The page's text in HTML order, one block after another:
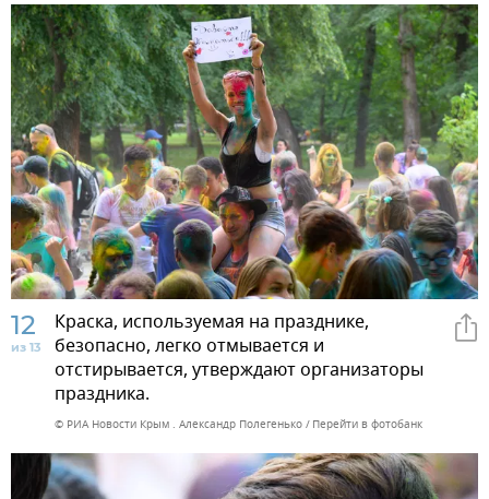
12
из 13
Краска, используемая на празднике,
безопасно, легко отмывается и
отстирывается, утверждают организаторы
праздника.
© РИА Новости Крым . Александр Полегенько Перейти в фотобанк